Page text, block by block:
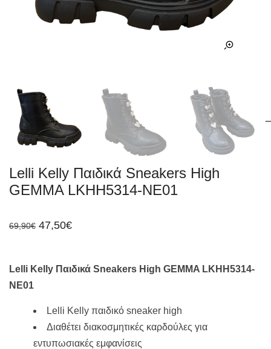
Lelli Kelly Παιδικά Sneakers High
GEMMA LKHH5314-NE01
69,90€ Original
47,50€Η
47,50€.
Lelli Kelly Παιδικά Sneakers High GEMMA LKHH5314-
NE01
Lelli Kelly παιδικό sneaker high
Διαθέτει διακοσμητικές καρδούλες για
εντυπωσιακές εμφανίσεις